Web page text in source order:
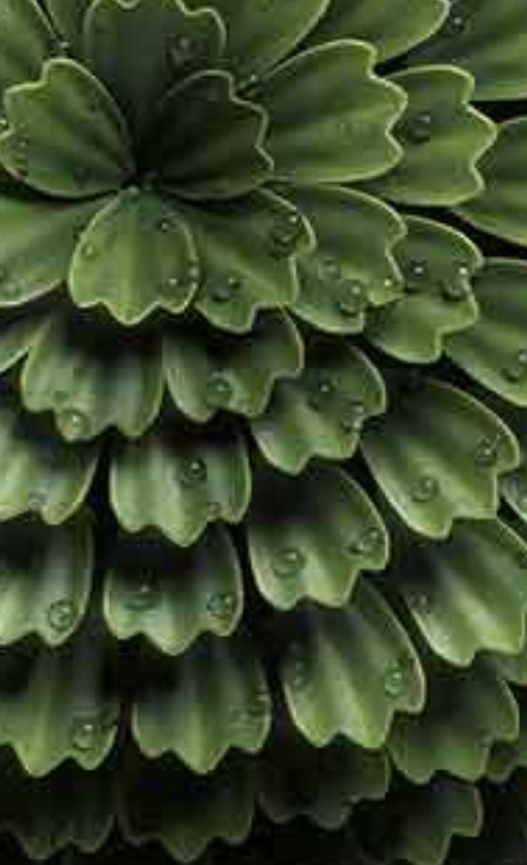
is scientific. The future is cruelty-free. The
future is vegan.